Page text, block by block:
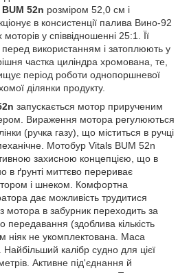
52n розміром 52,0 см і
в консистенції палива Вино-92
у співвідношенні 25:1. Її
використанням і затоплюють у
частка циліндра хромована, те,
період роботи однопоршневої
ділянки продукту.
запускається мотор прирученим
Вираження мотора регулюються
(ручка газу), що міститься в ручці
Мотобур Vitals BUM 52n
захисною концепцією, що в
в ґрунті миттєво перериває
і шнеком. Комфортна
дає можливість трудитися
мотора в забурник переходить за
передавання (здоблива кількість
не укомплектована. Маса
Найбільший калібр судно для цієї
Активне під'єднання й